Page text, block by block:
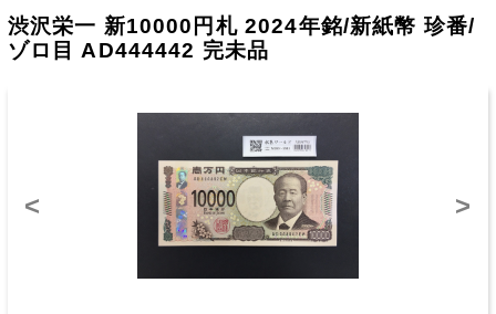
渋沢栄一 新10000円札 2024年銘/新紙幣 珍番/
ゾロ目 AD444442 完未品
< >